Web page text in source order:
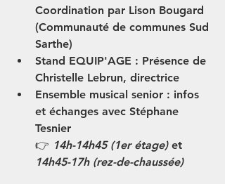
Coordination par Lison Bougard
(Communauté de communes Sud
Sarthe)
Stand EQUIP'AGE : Présence de
Christelle Lebrun, directrice
Ensemble musical senior : infos
et échanges avec Stéphane
Tesnier
👉 14h-14h45 (1er étage) et
14h45-17h (rez-de-chaussée)